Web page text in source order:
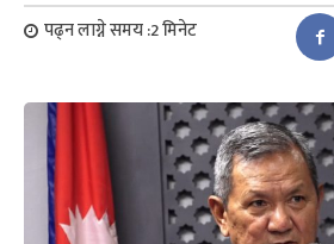
पढ्न लाग्ने समय :2मिनेट